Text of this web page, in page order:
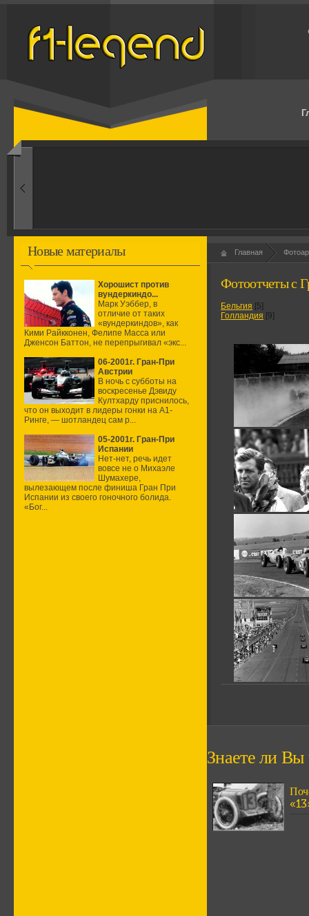
1960-ые
Новые материалы
Хорошист против
вундеркиндо...
Марк Уэббер, в
отличие от таких
«вундеркиндов», как
Кими Райкконен, Фелипе Масса или
Дженсон Баттон, не перепрыгивал «экс...
06-2001г. Гран-При
Австрии
В ночь с субботы на
воскресенье Дэвиду
Култхарду приснилось,
что он выходит в лидеры гонки на А1-
Ринге, — шотландец сам р...
05-2001г. Гран-При
Испании
Нет-нет, речь идет
вовсе не о Михаэле
Шумахере,
вылезающем после финиша Гран При
Испании из своего гоночного болида.
«Бог...
Главная
Фотоотчеты с
Бельгия [5]
Голландия [9]
Знаете ли Вы